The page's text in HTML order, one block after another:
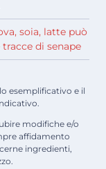
soia, latte può
di senape
esemplificativo e il
modifiche e/o
affidamento
ingredienti,